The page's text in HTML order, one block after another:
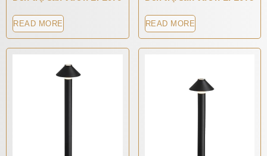
READ MORE READ MORE